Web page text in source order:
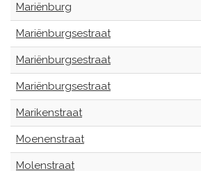
Mariënburg
Mariënburgsestraat
Mariënburgsestraat
Mariënburgsestraat
Marikenstraat
Moenenstraat
Molenstraat